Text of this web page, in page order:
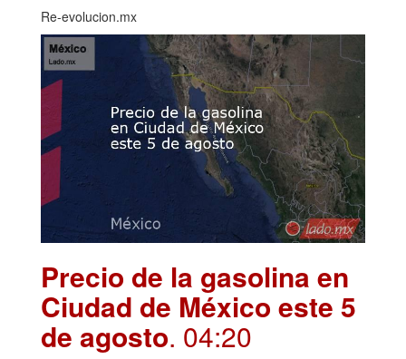
Re-evolucion.mx
Precio de la gasolina en
Ciudad de México este 5
de agosto. 04:20